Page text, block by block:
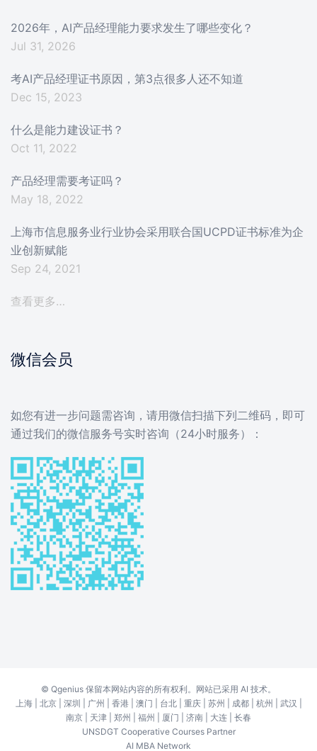
2026年，AI产品经理能力要求发生了哪些变化？
Jul 31, 2026
考AI产品经理证书原因，第3点很多人还不知道
Dec 15, 2023
什么是能力建设证书？
Oct 11, 2022
产品经理需要考证吗？
May 18, 2022
上海市信息服务业行业协会采用联合国UCPD证书标准为企
业创新赋能
Sep 24, 2021
查看更多…
微信会员
如您有进一步问题需咨询，请用微信扫描下列二维码，即可
通过我们的微信服务号实时咨询（24小时服务）：
© Qgenius 保留本网站内容的所有权利。网站已采用 AI 技术。
上海| 北京| 深圳 广州 香港| 澳门 台北| 重庆| 苏州 成都| 杭州 武汉
南京
天津 郑州 福州 厦门 济南 大连
长春
UNSDGT Cooperative Courses Partner
AI MBA Network